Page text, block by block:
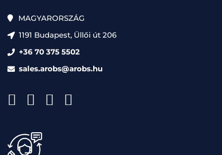
MAGYARORSZÁG
1191 Budapest, Üllői út 206
+36 70 375 5502
sales.arobs@arobs.hu